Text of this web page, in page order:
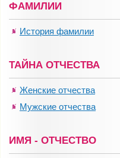
ФАМИЛИИ
История фамилии
ТАЙНА ОТЧЕСТВА
Женские отчества
Мужские отчества
ИМЯ - ОТЧЕСТВО